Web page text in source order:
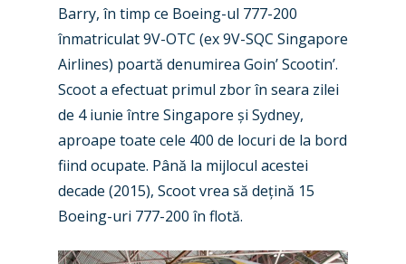
Barry, în timp ce Boeing-ul 777-200
înmatriculat 9V-OTC (ex 9V-SQC Singapore
Airlines) poartă denumirea Goin’ Scootin’.
Scoot a efectuat primul zbor în seara zilei
de 4 iunie între Singapore și Sydney,
aproape toate cele 400 de locuri de la bord
fiind ocupate. Până la mijlocul acestei
decade (2015), Scoot vrea să dețină 15
Boeing-uri 777-200 în flotă.
New Routes
Industry
Airshows
Dubai 2025
Business Jets